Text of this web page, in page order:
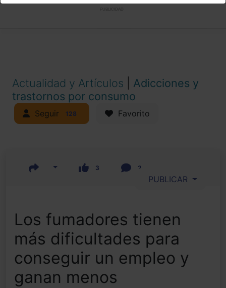
Actualidad y Artículos
Adicciones y
trastornos por consumo
Seguir 128 Favorito
3 2
PUBLICAR
Los fumadores tienen
más dificultades para
conseguir un empleo y
ganan menos